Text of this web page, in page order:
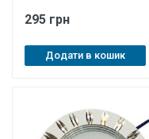
295 грн
Додати в кошик